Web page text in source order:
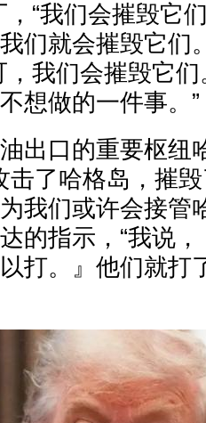
，“我们会摧毁它
们就会摧毁它们
，我们会摧毁它
想做的一件事。”
出口的重要枢纽
击了哈格岛，摧
我们或许会接管
的指示，“我说
打。』他们就打